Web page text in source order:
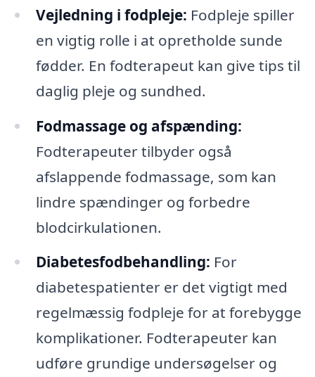
Vejledning i fodpleje: Fodpleje spiller
en vigtig rolle i at opretholde sunde
fødder. En fodterapeut kan give tips til
daglig pleje og sundhed.
Fodmassage og afspænding:
Fodterapeuter tilbyder også
afslappende fodmassage, som kan
lindre spændinger og forbedre
blodcirkulationen.
Diabetesfodbehandling: For
diabetespatienter er det vigtigt med
regelmæssig fodpleje for at forebygge
komplikationer. Fodterapeuter kan
udføre grundige undersøgelser og